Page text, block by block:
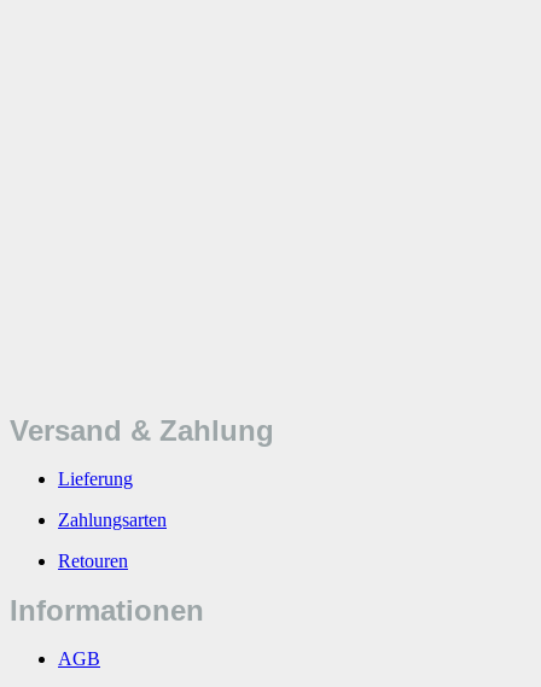
Versand & Zahlung
Lieferung
Zahlungsarten
Retouren
Informationen
AGB